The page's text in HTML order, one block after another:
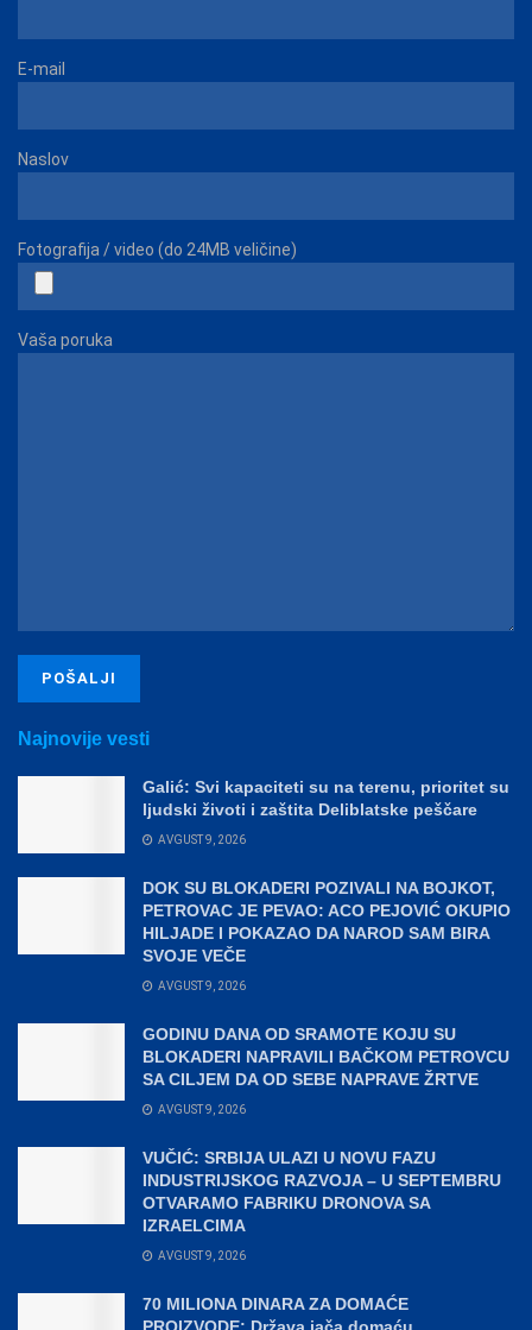
E-mail
Naslov
Fotografija / video (do 24MB veličine)
Vaša poruka
Najnovije vesti
Galić: Svi kapaciteti su na terenu, prioritet su
ljudski životi i zaštita Deliblatske peščare
AVGUST 9, 2026
DOK SU BLOKADERI POZIVALI NA BOJKOT,
PETROVAC JE PEVAO: ACO PEJOVIĆ OKUPIO
HILJADE I POKAZAO DA NAROD SAM BIRA
SVOJE VEČE
AVGUST 9, 2026
GODINU DANA OD SRAMOTE KOJU SU
BLOKADERI NAPRAVILI BAČKOM PETROVCU
SA CILJEM DA OD SEBE NAPRAVE ŽRTVE
AVGUST 9, 2026
VUČIĆ: SRBIJA ULAZI U NOVU FAZU
INDUSTRIJSKOG RAZVOJA – U SEPTEMBRU
OTVARAMO FABRIKU DRONOVA SA
IZRAELCIMA
AVGUST 9, 2026
70 MILIONA DINARA ZA DOMAĆE